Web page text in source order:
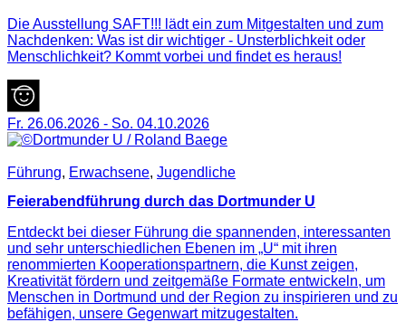
Die Ausstellung SAFT!!! lädt ein zum Mitgestalten und zum
Nachdenken: Was ist dir wichtiger - Unsterblichkeit oder
Menschlichkeit? Kommt vorbei und findet es heraus!
Fr. 26.06.2026 - So. 04.10.2026
Führung, Erwachsene, Jugendliche
Feierabendführung durch das Dortmunder U
Entdeckt bei dieser Führung die spannenden, interessanten
und sehr unterschiedlichen Ebenen im „U“ mit ihren
renommierten Kooperationspartnern, die Kunst zeigen,
Kreativität fördern und zeitgemäße Formate entwickeln, um
Menschen in Dortmund und der Region zu inspirieren und zu
befähigen, unsere Gegenwart mitzugestalten.